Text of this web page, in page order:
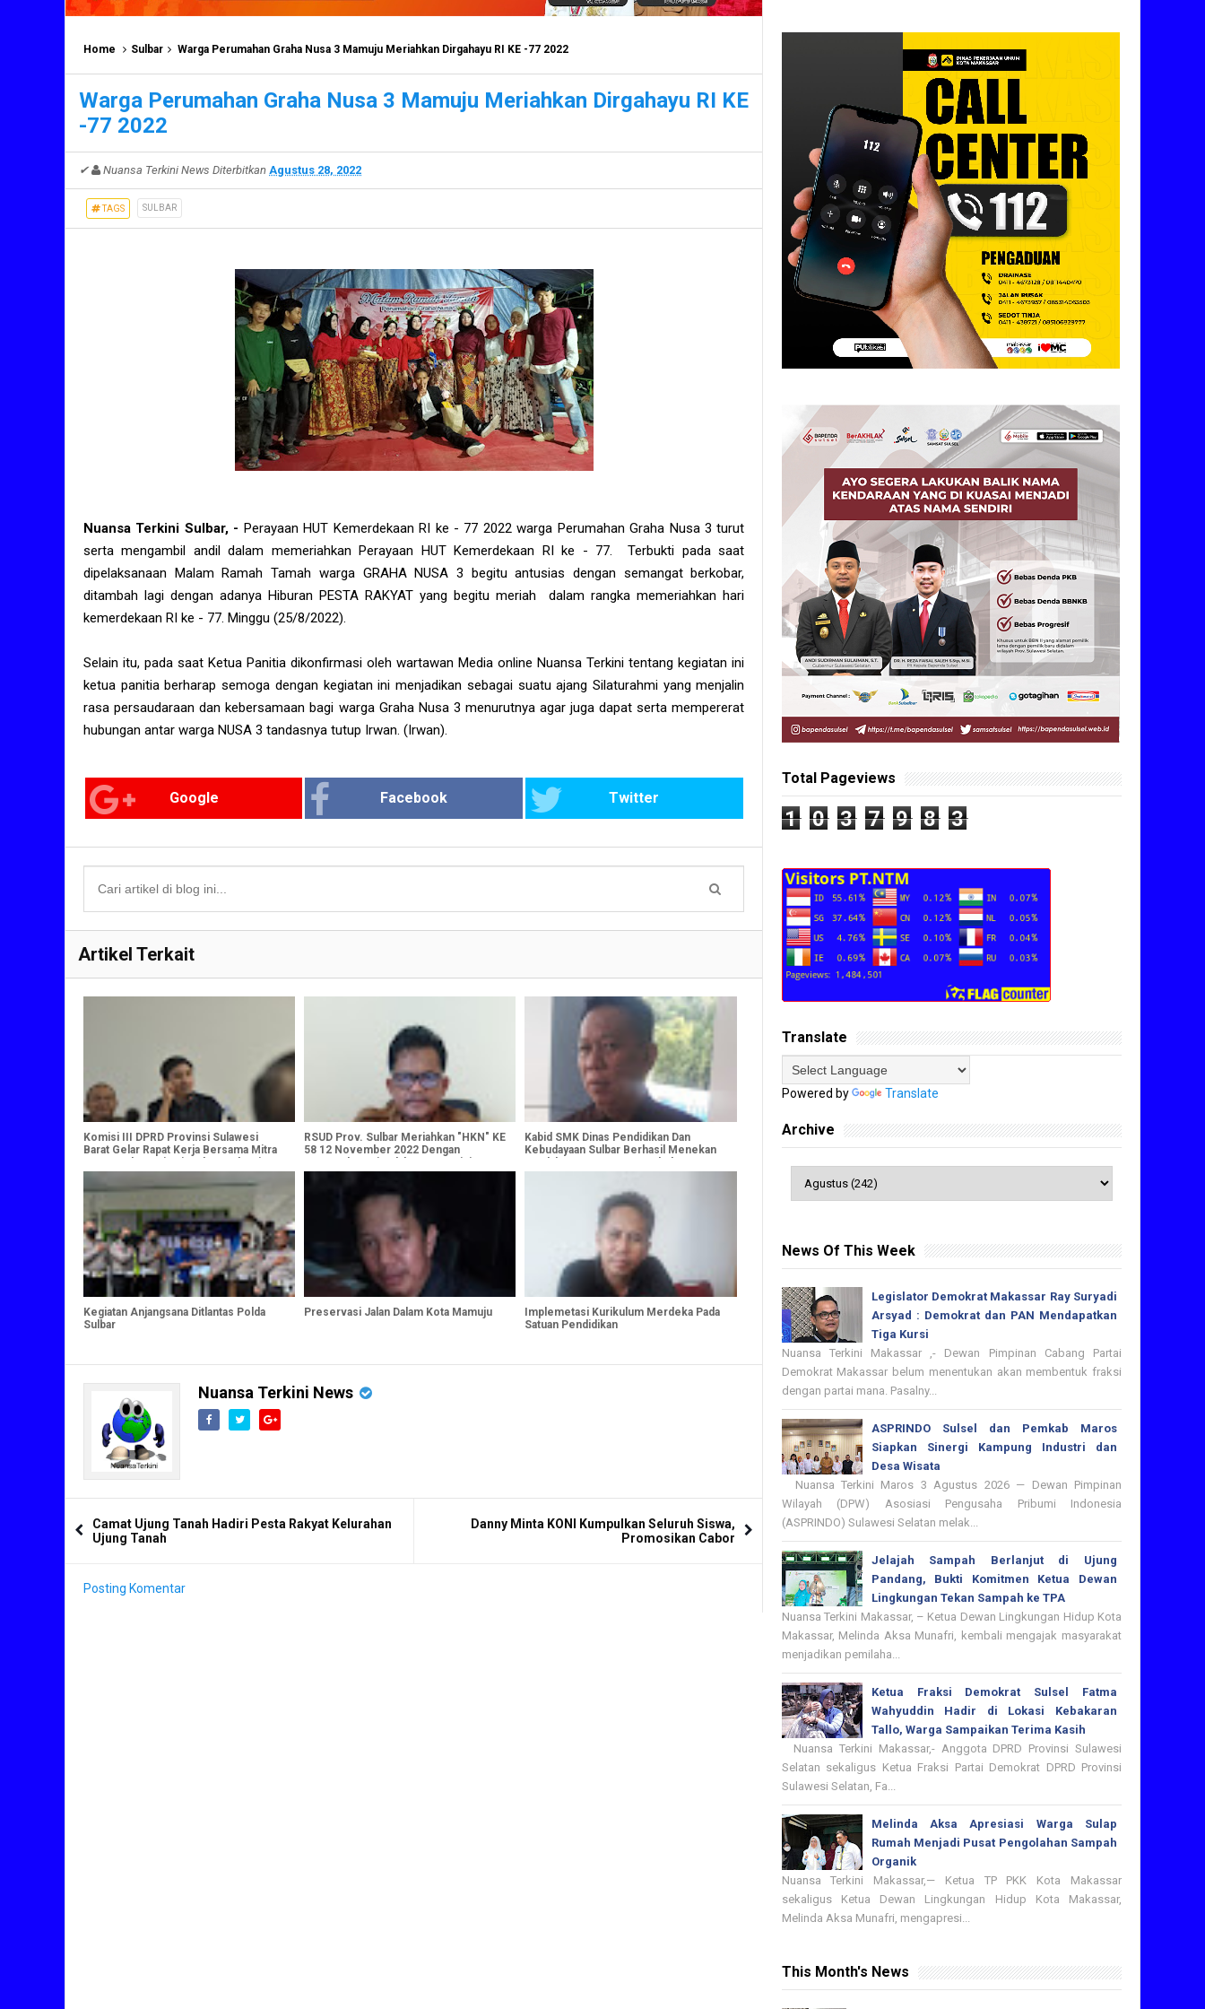
Home Sulbar Warga Perumahan Graha Nusa 3 Mamuju Meriahkan Dirgahayu RI KE -77 2022
Warga Perumahan Graha Nusa 3 Mamuju Meriahkan Dirgahayu RI KE
-77 2022
✔ Nuansa Terkini News Diterbitkan Agustus 28, 2022
TAGS SULBAR
Nuansa Terkini Sulbar, - Perayaan HUT Kemerdekaan RI ke - 77 2022 warga Perumahan Graha Nusa 3 turut
serta mengambil andil dalam memeriahkan Perayaan HUT Kemerdekaan RI ke - 77. Terbukti pada saat
dipelaksanaan Malam Ramah Tamah warga GRAHA NUSA 3 begitu antusias dengan semangat berkobar,
ditambah lagi dengan adanya Hiburan PESTA RAKYAT yang begitu meriah dalam rangka memeriahkan hari
kemerdekaan RI ke - 77. Minggu (25/8/2022).
Selain itu, pada saat Ketua Panitia dikonfirmasi oleh wartawan Media online Nuansa Terkini tentang kegiatan ini
ketua panitia berharap semoga dengan kegiatan ini menjadikan sebagai suatu ajang Silaturahmi yang menjalin
rasa persaudaraan dan kebersamaan bagi warga Graha Nusa 3 menurutnya agar juga dapat serta mempererat
hubungan antar warga NUSA 3 tandasnya tutup Irwan. (Irwan).
Google Facebook Twitter
Artikel Terkait
Komisi III DPRD Provinsi Sulawesi
Barat Gelar Rapat Kerja Bersama Mitra
Pelaksanaan APBD Tahun 2024 serta
Rencana Kegiatan OPD Tahun 2025
RSUD Prov. Sulbar Meriahkan "HKN" KE
58 12 November 2022 Dengan
Olahraga Dan Seni
Kabid SMK Dinas Pendidikan Dan
Kebudayaan Sulbar Berhasil Menekan
Kegiatan Anjangsana Ditlantas Polda
Sulbar
Preservasi Jalan Dalam Kota Mamuju
Implemetasi Kurikulum Merdeka Pada
Satuan Pendidikan
Nuansa Terkini News
Camat Ujung Tanah Hadiri Pesta Rakyat Kelurahan
Ujung Tanah
Danny Minta KONI Kumpulkan Seluruh Siswa,
Promosikan Cabor
Posting Komentar
Total Pageviews
1 0 3 7 9 8 3
Translate
Powered by Translate
Archive
News Of This Week
Legislator Demokrat Makassar Ray Suryadi
Arsyad : Demokrat dan PAN Mendapatkan
Tiga Kursi
Nuansa Terkini Makassar ,- Dewan Pimpinan Cabang Partai
Demokrat Makassar belum menentukan akan membentuk fraksi
dengan partai mana. Pasalny...
ASPRINDO Sulsel dan Pemkab Maros
Siapkan Sinergi Kampung Industri dan
Desa Wisata
Nuansa Terkini Maros 3 Agustus 2026 — Dewan Pimpinan
Wilayah (DPW) Asosiasi Pengusaha Pribumi Indonesia
(ASPRINDO) Sulawesi Selatan melak...
Jelajah Sampah Berlanjut di Ujung
Pandang, Bukti Komitmen Ketua Dewan
Lingkungan Tekan Sampah ke TPA
Nuansa Terkini Makassar, – Ketua Dewan Lingkungan Hidup Kota
Makassar, Melinda Aksa Munafri, kembali mengajak masyarakat
menjadikan pemilaha...
Ketua Fraksi Demokrat Sulsel Fatma
Wahyuddin Hadir di Lokasi Kebakaran
Tallo, Warga Sampaikan Terima Kasih
Nuansa Terkini Makassar,- Anggota DPRD Provinsi Sulawesi
Selatan sekaligus Ketua Fraksi Partai Demokrat DPRD Provinsi
Sulawesi Selatan, Fa...
Melinda Aksa Apresiasi Warga Sulap
Rumah Menjadi Pusat Pengolahan Sampah
Organik
Nuansa Terkini Makassar,— Ketua TP PKK Kota Makassar
sekaligus Ketua Dewan Lingkungan Hidup Kota Makassar,
Melinda Aksa Munafri, mengapresi...
This Month's News